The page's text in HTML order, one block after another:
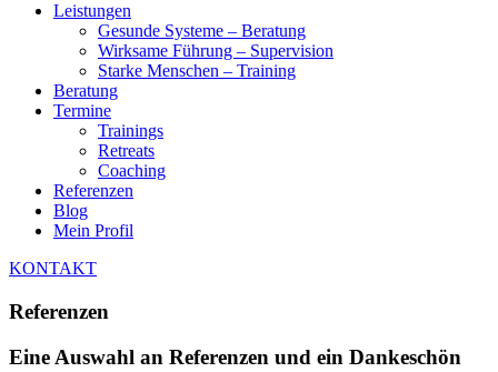
Leistungen
Gesunde Systeme – Beratung
Wirksame Führung – Supervision
Starke Menschen – Training
Beratung
Termine
Trainings
Retreats
Coaching
Referenzen
Blog
Mein Profil
KONTAKT
Referenzen
Eine Auswahl an Referenzen und ein Dankeschön